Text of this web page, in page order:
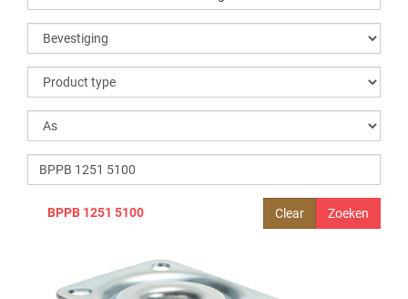
Clear
BPPB 1251 5100